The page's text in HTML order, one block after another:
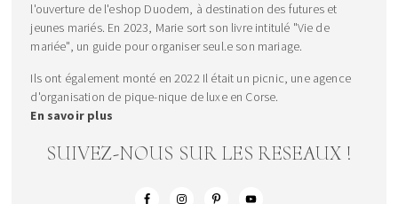
l'ouverture de l'eshop Duodem, à destination des futures et
jeunes mariés. En 2023, Marie sort son livre intitulé "Vie de
mariée", un guide pour organiser seul.e son mariage.
Ils ont également monté en 2022 Il était un picnic, une agence
d'organisation de pique-nique de luxe en Corse.
En savoir plus
SUIVEZ-NOUS SUR LES RESEAUX !